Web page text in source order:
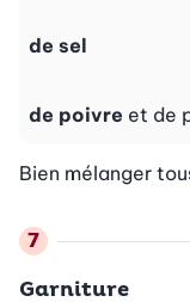
de sel
de poivre et de
Bien mélanger
Garniture